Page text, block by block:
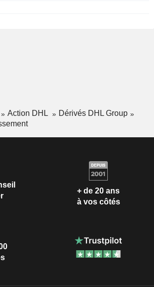
Action DHL
Dérivés DHL Group
+ de 20 ans
à vos côtés